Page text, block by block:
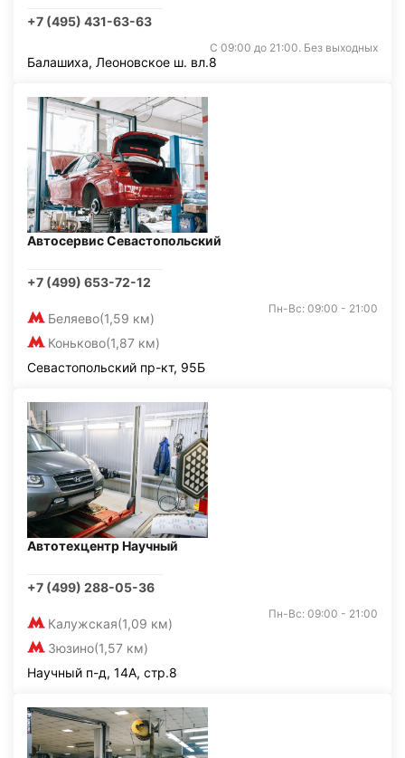
+7 (495) 431-63-63
С 09:00 до 21:00. Без выходных
Балашиха, Леоновское ш. вл.8
Автосервис Севастопольский
+7 (499) 653-72-12
Беляево(1,59 км)
Коньково(1,87 км)
Пн-Вс: 09:00 - 21:00
Севастопольский пр-кт, 95Б
Автотехцентр Научный
+7 (499) 288-05-36
Калужская(1,09 км)
Зюзино(1,57 км)
Пн-Вс: 09:00 - 21:00
Научный п-д, 14А, стр.8